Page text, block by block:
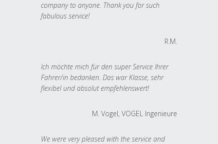
company to anyone. Thank you for such
fabulous service!
R.M.
Ich möchte mich für den super Service Ihrer
Fahrer/in bedanken. Das war Klasse, sehr
flexibel und absolut empfehlenswert!
M. Vogel, VOGEL Ingenieure
We were very pleased with the service and